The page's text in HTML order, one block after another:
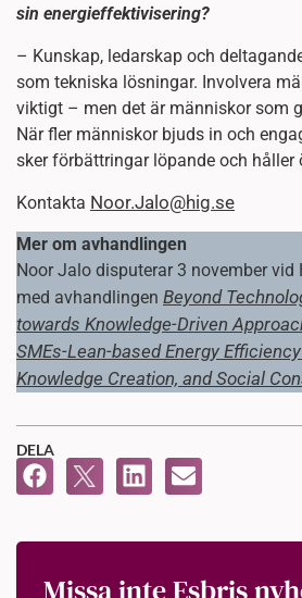
sin energieffektivisering?
– Kunskap, ledarskap och
som tekniska lösningar. Involvera
viktigt – men det är människor som
När fler människor bjuds in och
sker förbättringar löpande och håller
Kontakta Noor.Jalo@hig.se
Mer om avhandlingen
Noor Jalo disputerar 3 november vid
med avhandlingen Beyond
towards Knowledge-Driven
SMEs-Lean-based Energy
Knowledge Creation, and Social
DELA